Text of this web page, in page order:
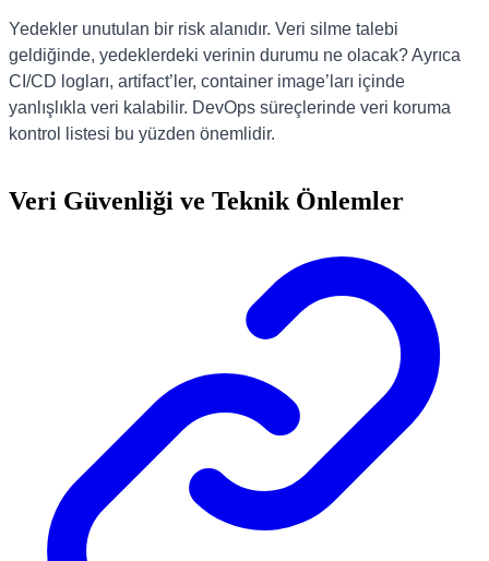
Yedekler unutulan bir risk alanıdır. Veri silme talebi
geldiğinde, yedeklerdeki verinin durumu ne olacak? Ayrıca
CI/CD logları, artifact’ler, container image’ları içinde
yanlışlıkla veri kalabilir. DevOps süreçlerinde veri koruma
kontrol listesi bu yüzden önemlidir.
Veri Güvenliği ve Teknik Önlemler